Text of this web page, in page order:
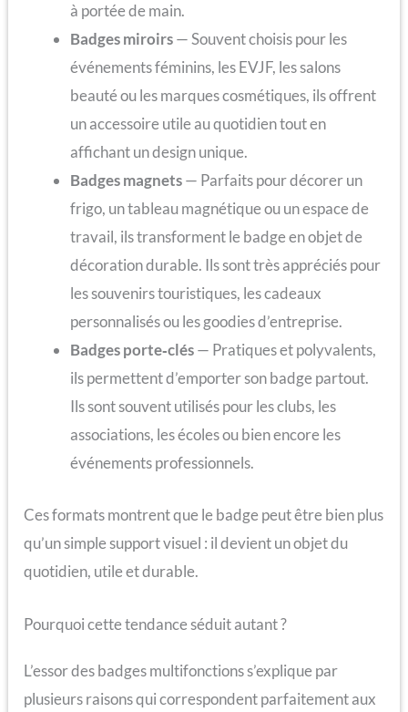
à portée de main.
Badges miroirs— Souvent choisis pour les
événements féminins, les EVJF, les salons
beauté ou les marques cosmétiques, ils offrent
un accessoire utile au quotidien tout en
affichant un design unique.
Badges magnets— Parfaits pour décorer un
frigo, un tableau magnétique ou un espace de
travail, ils transforment le badge en objet de
décoration durable. Ils sont très appréciés pour
les souvenirs touristiques, les cadeaux
personnalisés ou les goodies d’entreprise.
Badges porte‑clés— Pratiques et polyvalents,
ils permettent d’emporter son badge partout.
Ils sont souvent utilisés pour les clubs, les
associations, les écoles ou bien encore les
événements professionnels.
Ces formats montrent que le badge peut être bien plus
qu’un simple support visuel : il devient un objet du
quotidien, utile et durable.
Pourquoi cette tendance séduit autant ?
L’essor des badges multifonctions s’explique par
plusieurs raisons qui correspondent parfaitement aux